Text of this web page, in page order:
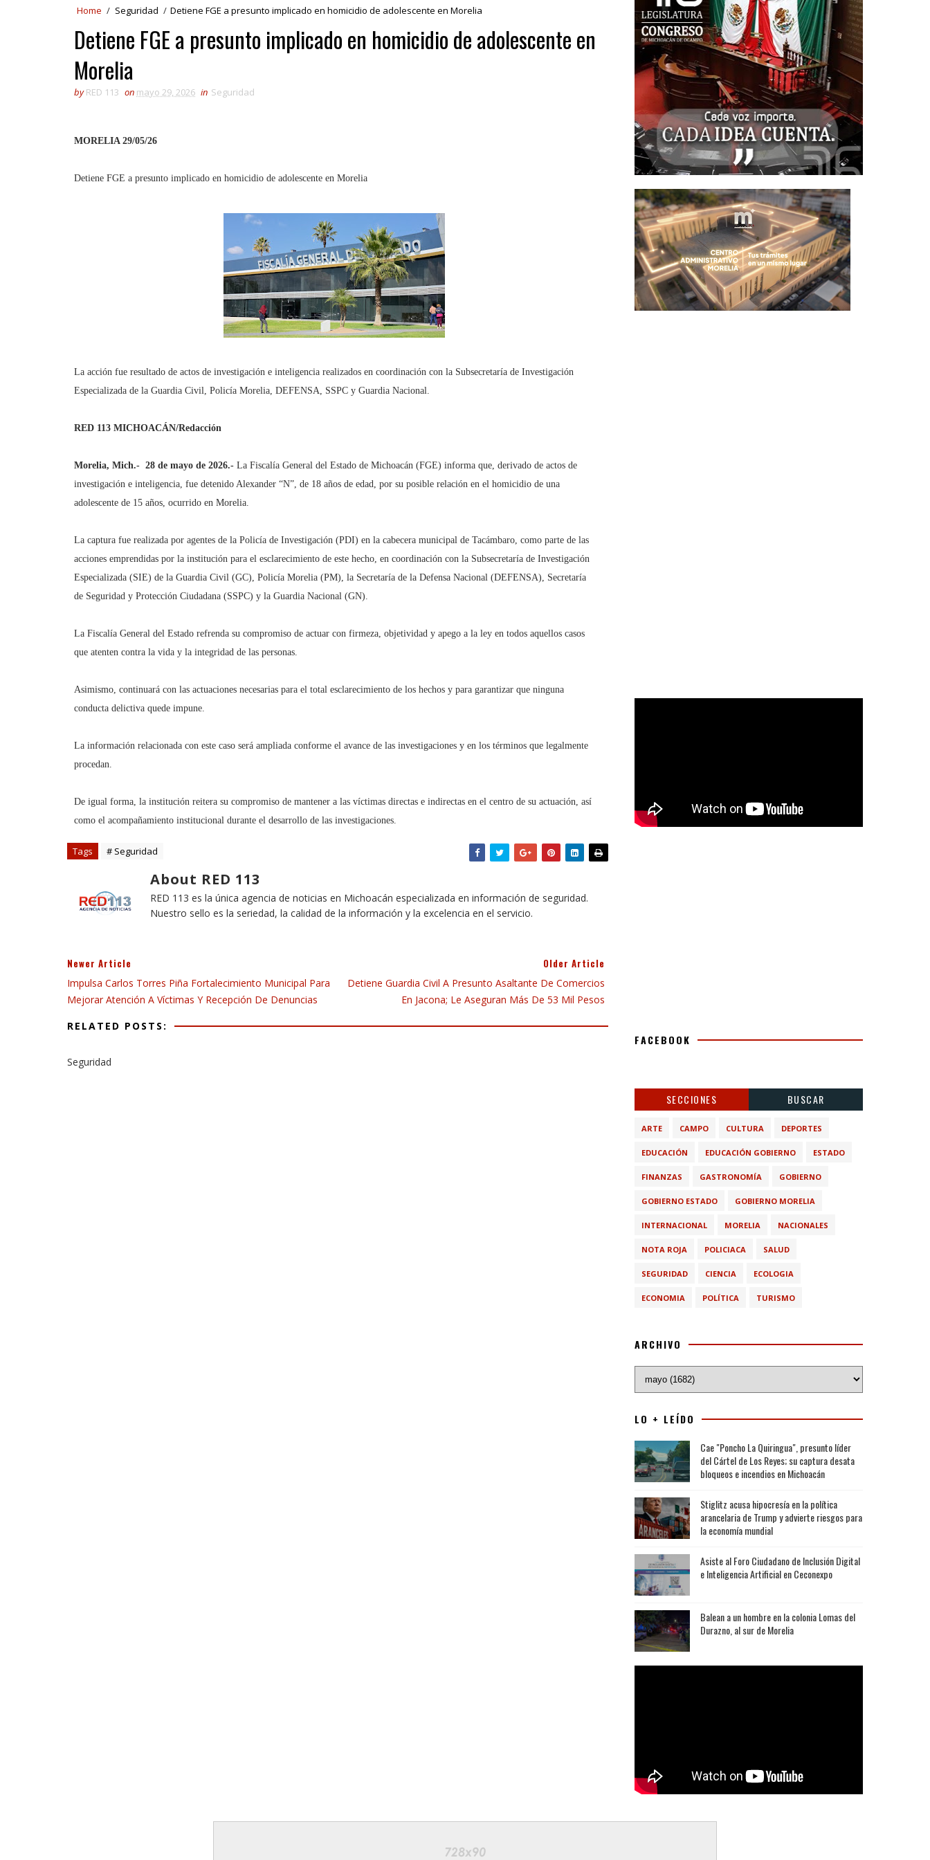
Home / Seguridad / Detiene FGE a presunto implicado en homicidio de adolescente en Morelia
Detiene FGE a presunto implicado en homicidio de adolescente en
Morelia
by RED 113 on mayo 29, 2026 in Seguridad
MORELIA 29/05/26
Detiene FGE a presunto implicado en homicidio de adolescente en Morelia
La acción fue resultado de actos de investigación e inteligencia realizados en coordinación con la Subsecretaría de Investigación
Especializada de la Guardia Civil, Policía Morelia, DEFENSA, SSPC y Guardia Nacional.
RED 113 MICHOACÁN/Redacción
Morelia, Mich.- 28 de mayo de 2026.- La Fiscalía General del Estado de Michoacán (FGE) informa que, derivado de actos de
investigación e inteligencia, fue detenido Alexander “N”, de 18 años de edad, por su posible relación en el homicidio de una
adolescente de 15 años, ocurrido en Morelia.
La captura fue realizada por agentes de la Policía de Investigación (PDI) en la cabecera municipal de Tacámbaro, como parte de las
acciones emprendidas por la institución para el esclarecimiento de este hecho, en coordinación con la Subsecretaría de Investigación
Especializada (SIE) de la Guardia Civil (GC), Policía Morelia (PM), la Secretaría de la Defensa Nacional (DEFENSA), Secretaría
de Seguridad y Protección Ciudadana (SSPC) y la Guardia Nacional (GN).
La Fiscalía General del Estado refrenda su compromiso de actuar con firmeza, objetividad y apego a la ley en todos aquellos casos
que atenten contra la vida y la integridad de las personas.
Asimismo, continuará con las actuaciones necesarias para el total esclarecimiento de los hechos y para garantizar que ninguna
conducta delictiva quede impune.
La información relacionada con este caso será ampliada conforme el avance de las investigaciones y en los términos que legalmente
procedan.
De igual forma, la institución reitera su compromiso de mantener a las víctimas directas e indirectas en el centro de su actuación, así
como el acompañamiento institucional durante el desarrollo de las investigaciones.
Tags # Seguridad
About RED 113
RED 113 es la única agencia de noticias en Michoacán especializada en información de seguridad.
Nuestro sello es la seriedad, la calidad de la información y la excelencia en el servicio.
Newer Article
Impulsa Carlos Torres Piña Fortalecimiento Municipal Para
Mejorar Atención A Víctimas Y Recepción De Denuncias
Older Article
Detiene Guardia Civil A Presunto Asaltante De Comercios
En Jacona; Le Aseguran Más De 53 Mil Pesos
RELATED POSTS:
Seguridad
FACEBOOK
SECCIONES BUSCAR
ARTE CAMPO CULTURA DEPORTES
EDUCACIÓN EDUCACIÓN GOBIERNO ESTADO
FINANZAS GASTRONOMÍA GOBIERNO
GOBIERNO ESTADO GOBIERNO MORELIA
INTERNACIONAL MORELIA NACIONALES
NOTA ROJA POLICIACA SALUD
SEGURIDAD CIENCIA ECOLOGIA
ECONOMIA POLÍTICA TURISMO
ARCHIVO
LO + LEÍDO
Cae "Poncho La Quiringua", presunto líder
del Cártel de Los Reyes; su captura desata
bloqueos e incendios en Michoacán
Stiglitz acusa hipocresía en la política
arancelaria de Trump y advierte riesgos para
la economía mundial
Asiste al Foro Ciudadano de Inclusión Digital
e Inteligencia Artificial en Ceconexpo
Balean a un hombre en la colonia Lomas del
Durazno, al sur de Morelia